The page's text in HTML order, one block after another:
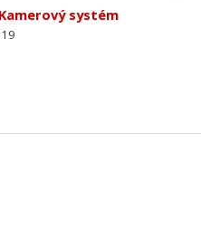
systém